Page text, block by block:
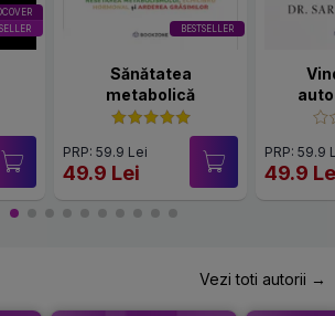
BESTSELLER
Sănătatea
metabolică
PRP: 59.9 Lei
49.9 Lei
PRP: 59.9
49.9
Vezi toti autorii →